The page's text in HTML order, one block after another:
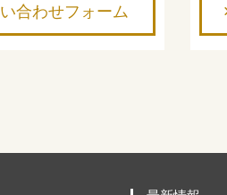
合わせフォーム